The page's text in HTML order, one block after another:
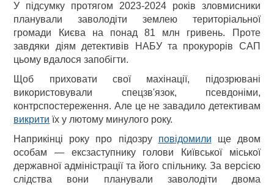
У підсумку протягом 2023-2024 років зловмисники
планували заволодіти землею територіальної
громади Києва на понад 81 млн гривень. Проте
завдяки діям детективів НАБУ та прокурорів САП
цьому вдалося запобігти.
Щоб приховати свої махінації, підозрювані
використовували спецзв'язок, псевдоніми,
контрспостереження. Але це не завадило детективам
викрити їх у лютому минулого року.
Наприкінці року про підозру повідомили ще двом
особам — ексзаступнику голови Київської міської
державної адміністрації та його спільнику. За версією
слідства вони планували заволодіти двома